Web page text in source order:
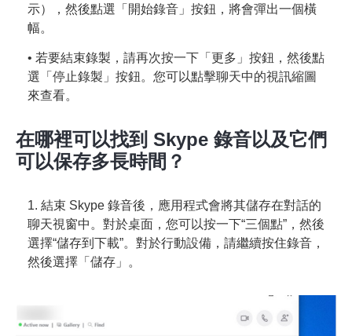
示），然後點選「開始錄音」按鈕，將會彈出一個橫
幅。
• 若要結束錄製，請再次按一下「更多」按鈕，然後點
選「停止錄製」按鈕。您可以點擊聊天中的視訊縮圖
來查看。
在哪裡可以找到 Skype 錄音以及它們
可以保存多長時間？
1. 結束 Skype 錄音後，應用程式會將其儲存在對話的
聊天視窗中。對於桌面，您可以按一下“三個點”，然後
選擇“儲存到下載”。對於行動設備，請繼續按住錄音，
然後選擇「儲存」。